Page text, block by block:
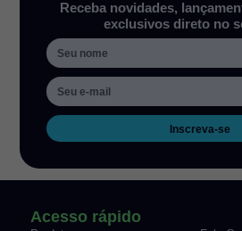
Receba novidades,
exclusivos direto no
Inscreva-se
Acesso rápido